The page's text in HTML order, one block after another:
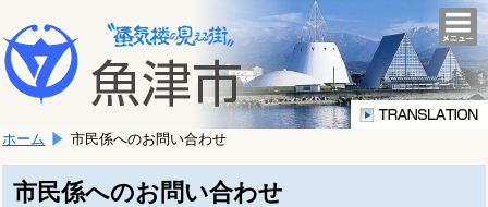
文
へ
移
ま
す。
こ
か
文
で
す。
ホーム 市民係へのお問い合わせ
市民係へのお問い合わせ